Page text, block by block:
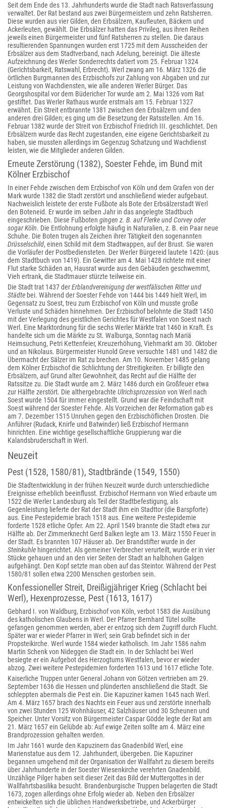
Seit dem Ende des 13. Jahrhunderts wurde die Stadt nach Ratsverfassung
verwaltet. Der Rat bestand aus zwei Bürgermeistern und zehn Ratsherren.
Diese wurden aus vier Gilden, den Erbsälzern, Kaufleuten, Bäckern und
Ackerleuten, gewählt. Die Erbsälzer hatten das Privileg, aus ihren Reihen
jeweils einen Bürgermeister und fünf Ratsherren zu stellen. Die daraus
resultierenden Spannungen wurden erst 1725 mit dem Ausscheiden der
Erbsälzer aus dem Stadtverband, nach Adelung, bereinigt. Die älteste
Aufzeichnung des Werler Sonderrechts datiert vom 25. Februar 1324
(Gerichtsbarkeit, Ratswahl, Erbrecht). Werl zwang am 16. März 1326 die
örtlichen Burgmannen des Erzbischofs zur Zahlung von Abgaben und zur
Leistung von Wachdiensten, wie alle anderen Werler Bürger. Das
Georgshospital vor dem Büdericher Tor wurde am 2. Mai 1326 vom Rat
gestiftet. Das Werler Rathaus wurde erstmals am 15. Februar 1327
erwähnt. Ein Streit entbrannte 1381 zwischen den Erbsälzern und den
anderen drei Gilden; es ging um die Besetzung der Ratsstellen. Am 16.
Februar 1382 wurde der Streit von Erzbischof Friedrich III. geschlichtet. Den
Erbsälzern wurde das Recht zugestanden, eine eigene Gerichtsbarkeit zu
haben, sie mussten allerdings im Gegenzug Schatzung und Wachdienst
leisten, wie die Mitglieder anderen Gilden.
Erneute Zerstörung (1382), Soester Fehde, im Bund mit
Kölner Erzbischof
In einer Fehde zwischen dem Erzbischof von Köln und dem Grafen von der
Mark wurde 1382 die Stadt zerstört und anschließend wieder aufgebaut.
Nachweislich leistete der erste Fußbote als Bote der Erbsälzerstadt Werl
den Boteneid. Er wurde im selben Jahr in das angelegte Stadtbuch
eingeschrieben. Diese Fußboten gingen z. B. auf Flerke und Corvey oder
sogar Köln. Die Entlohnung erfolgte häufig in Naturalien, z. B. ein Paar neue
Schuhe. Die Boten trugen als Zeichen ihrer Tätigkeit den sogenannten
Drüsselschild, einen Schild mit dem Stadtwappen, auf der Brust. Sie waren
die Vorläufer der Postbediensteten. Der Werler Bürgereid lautete 1420: (aus
dem Stadtbuch von 1419). Ein Gewitter am 4. Mai 1428 richtete mit einer
Flut starke Schäden an, Hausrat wurde aus den Gebäuden geschwemmt,
Vieh ertrank, die Stadtmauer stürzte teilweise ein.
Die Stadt trat 1437 derErblandvereinigung der westfälischen Ritter und
Städte bei. Während der Soester Fehde von 1444 bis 1449 hielt Werl, im
Gegensatz zu Soest, treu zum Erzbischof von Köln und musste große
Verluste und Schäden hinnehmen. Der Erzbischof belohnte die Stadt 1450
mit der Verlegung des geistlichen Gerichtes für Westfalen von Soest nach
Werl. Eine Marktordnung für die sechs Werler Märkte trat 1460 in Kraft. Es
handelte sich um die Märkte zu St. Walburga, Sonntag nach Mariä
Heimsuchung, Petri Kettenfeier, Kreuzerhöhung, Viehmarkt am 30. Oktober
und an Nikolaus. Bürgermeister Hunold Greve versuchte 1481 und 1482 die
Übermacht der Sälzer im Rat zu brechen. Am 10. November 1485 gelang
dem Kölner Erzbischof die Schlichtung der Streitigkeiten. Er billigte den
Erbsälzern, auf Grund alter Gewohnheit, das Recht auf die Hälfte der
Ratssitze zu. Die Stadt wurde am 2. März 1486 durch ein Großfeuer etwa
zur Hälfte zerstört. Die althergebrachte Ulrichsprozession von Werl nach
Soest wurde 1504 für immer eingestellt. Grund war die Feindschaft mit
Soest während der Soester Fehde. Als Vorzeichen der Reformation gab es
am 7. Dezember 1515 Unruhen gegen den Erzbischöflichen Drosten. Die
Anführer (Rudack, Knirfe und Batwinder) ließ Erzbischof Hermann
hinrichten. Eine wichtige gesellschaftliche Gruppierung war die
Kalandsbruderschaft in Werl.
Neuzeit
Pest (1528, 1580/81), Stadtbrände (1549, 1550)
Die Stadtentwicklung in der frühen Neuzeit wurde durch unterschiedliche
Ereignisse erheblich beeinflusst. Erzbischof Hermann von Wied erbaute um
1522 die Werler Landesburg als Teil der Stadtbefestigung, als
Gegenleistung lieferte der Rat der Stadt ihm ein Stadttor (die Barspforte)
aus. Eine Pestepidemie brach 1518 aus. Eine weitere Pestepidemie
forderte 1528 etliche Opfer. Am 22. April 1549 brannte die Stadt etwa zur
Hälfte ab. Der Zimmerknecht Gerd Balken legte am 13. März 1550 Feuer in
der Stadt. Es brannten 107 Häuser ab. Der Brandstifter wurde in der
Steinkuhle hingerichtet. Als gemeiner Verbrecher verurteilt, wurde er in vier
Stücke gehauen und an den vier Seiten der Stadt an halbhohen Galgen
aufgehängt. Den Kopf setzte man oben auf das Steintor. Während der Pest
1580/81 sollen etwa 2200 Menschen gestorben sein.
Konfessioneller Streit, Dreißigjähriger Krieg (Schlacht bei
Werl), Hexenprozesse, Pest (1613, 1617)
Gebhard I. von Waldburg, Erzbischof von Köln, verbot 1583 die Ausübung
des katholischen Glaubens in Werl. Der Pfarrer Bernhard Tütel sollte
gefangen genommen werden, aber er entzog sich dem Zugriff durch Flucht.
Später war er wieder Pfarrer in Werl; sein Grab befindet sich in der
Propsteikirche. Werl wurde 1584 wieder katholisch. Im Jahr 1586 nahm
Martin Schenk von Nideggen die Stadt ein. In der Schlacht bei Werl
besiegte er ein Aufgebot des Herzogtums Westfalen, bevor er wieder
abzog. Zwei weitere Pestepidemien forderten 1613 und 1617 etliche Tote.
Kaiserliche Truppen unter General Johann von Götzen vertrieben am 29.
September 1636 die Hessen und plünderten anschließend die Stadt. Sie
schleppten abermals die Pest ein. Die Kapuziner kamen 1645 nach Werl.
Am 4. März 1657 brach des Nachts ein Feuer aus und zerstörte innerhalb
von zwei Stunden 125 Wohnhäuser, 42 Salzhäuser und 30 Scheunen und
Speicher. Unter Vorsitz von Bürgermeister Caspar Gödde legte der Rat am
21. März 1657 ein Gelübde ab: Auf ewige Zeiten sollte am 4. März eine
Brandprozession gehalten werden.
Im Jahr 1661 wurde den Kapuzinern das Gnadenbild Werl, eine
Marienstatue aus dem 12. Jahrhundert, übergeben. Die Kapuziner
begannen umgehend mit der Organisation der Wallfahrt zu diesem bereits
über Jahrhunderte in der Soester Wiesenkirche verehrten Gnadenbild.
Unzählige Pilger haben seit dieser Zeit das Bild der Muttergottes in der
Wallfahrtsbasilika besucht. Brandenburgische Truppen belagerten die Stadt
1673, zogen allerdings ohne Erfolg wieder ab. Neben den Erbsälzer
entwickelten sich die üblichen Handwerksbetriebe, und Ackerbürger